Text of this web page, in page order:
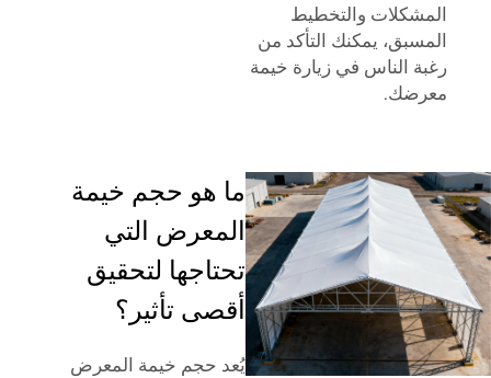
المشكلات والتخطيط
المسبق، يمكنك التأكد من
رغبة الناس في زيارة خيمة
معرضك.
ما هو حجم خيمة
المعرض التي
تحتاجها لتحقيق
أقصى تأثير؟
يُعد حجم خيمة المعرض